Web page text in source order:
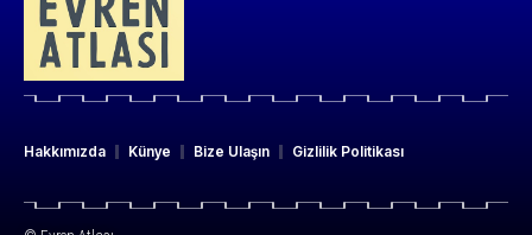
Hakkımızda Künye Bize Ulaşın Gizlilik Politikası